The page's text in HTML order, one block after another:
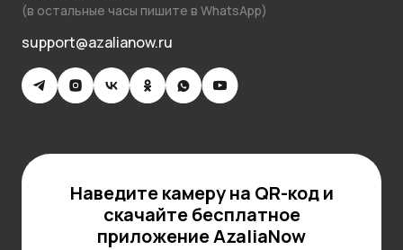
(в остальные часы пишите в WhatsApp)
support@azalianow.ru
Наведите камеру на QR-код и
скачайте бесплатное
приложение AzaliaNow